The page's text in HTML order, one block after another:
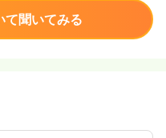
て聞いてみる